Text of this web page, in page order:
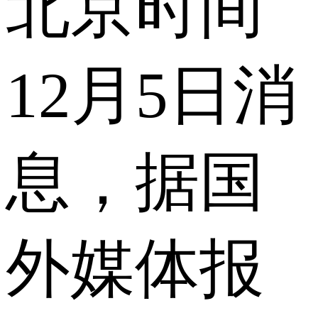
12月5日消
息，据国
外媒体报